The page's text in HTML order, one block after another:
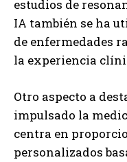
estudios de
IA también se ha
de enfermedades
la experiencia
Otro aspecto a
impulsado la
centra en
personalizados